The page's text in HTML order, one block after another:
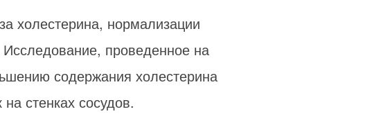
холестерина, нормализации
Исследование, проведенное на
содержания холестерина
стенках сосудов.